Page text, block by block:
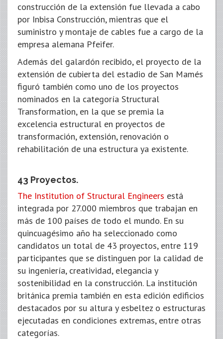
construcción de la extensión fue llevada a cabo
por Inbisa Construcción, mientras que el
suministro y montaje de cables fue a cargo de la
empresa alemana Pfeifer.
Además del galardón recibido, el proyecto de la
extensión de cubierta del estadio de San Mamés
figuró también como uno de los proyectos
nominados en la categoría Structural
Transformation, en la que se premia la
excelencia estructural en proyectos de
transformación, extensión, renovación o
rehabilitación de una estructura ya existente.
43 Proyectos.
The Institution of Structural Engineers está
integrada por 27.000 miembros que trabajan en
más de 100 países de todo el mundo. En su
quincuagésimo año ha seleccionado como
candidatos un total de 43 proyectos, entre 119
participantes que se distinguen por la calidad de
su ingeniería, creatividad, elegancia y
sostenibilidad en la construcción. La institución
británica premia también en esta edición edificios
destacados por su altura y esbeltez o estructuras
ejecutadas en condiciones extremas, entre otras
categorías.